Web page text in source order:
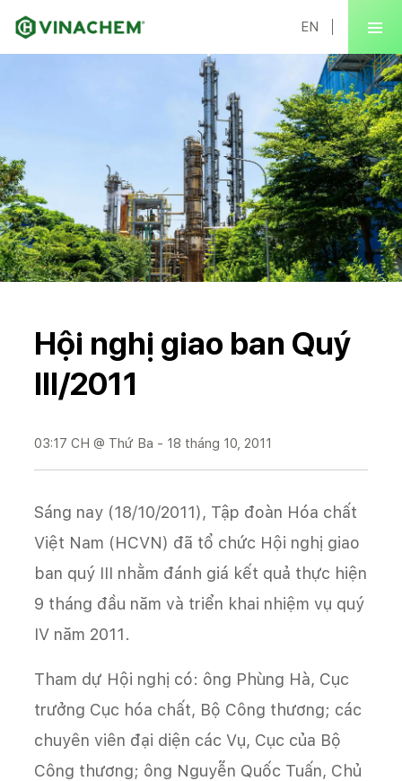
EN
Hội nghị giao ban Quý
III/2011
03:17 CH @ Thứ Ba - 18 tháng 10, 2011
Sáng nay (18/10/2011), Tập đoàn Hóa chất
Việt Nam (HCVN) đã tổ chức Hội nghị giao
ban quý III nhằm đánh giá kết quả thực hiện
9 tháng đầu năm và triển khai nhiệm vụ quý
IV năm 2011.
Tham dự Hội nghị có: ông Phùng Hà, Cục
trưởng Cục hóa chất, Bộ Công thương; các
chuyên viên đại diện các Vụ, Cục của Bộ
Công thương; ông Nguyễn Quốc Tuấn, Chủ